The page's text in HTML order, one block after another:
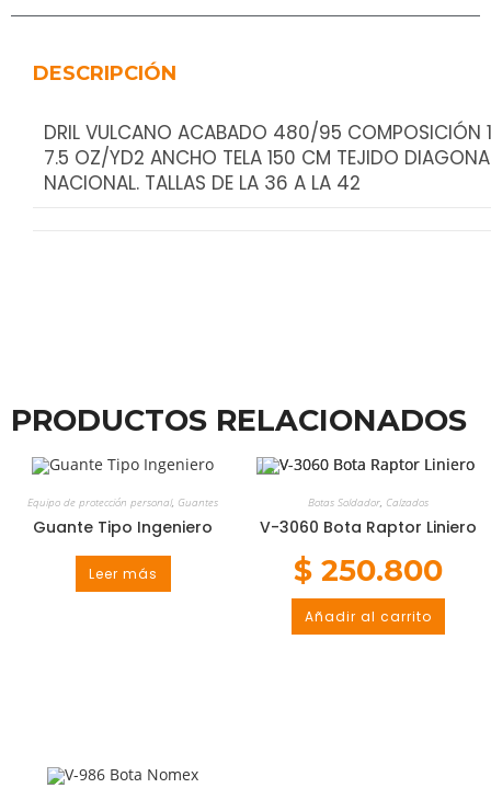
DESCRIPCIÓN
DRIL VULCANO ACABADO 480/95
7.5 OZ/YD2 ANCHO TELA 150 CM TEJIDO
NACIONAL. TALLAS DE LA 36 A LA 42
PRODUCTOS RELACIONADOS
Equipo de protección personal, Guantes
Guante Tipo Ingeniero
Leer más
Botas Soldador, Calzados
V-3060 Bota Raptor Liniero
$ 250.800
Añadir al carrito